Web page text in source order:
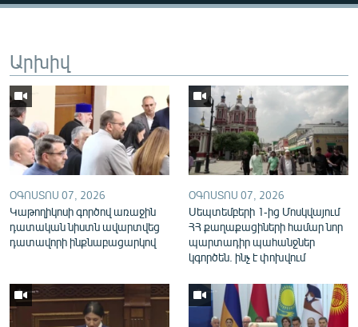
Հայերեն
English
Русский
ՀԵՏԵՎԵՔ ՄԵԶ
«Ազատության» բոլոր կայքերը
Արխիվ
ՕԳՈՍՏՈՍ 07, 2026
Կաթողիկոսի գործով առաջին
դատական նիստն ավարտվեց
դատավորի ինքնաբացարկով
ՕԳՈՍՏՈՍ 07, 2026
Սեպտեմբերի 1-ից Մոսկվայում
ՀՀ քաղաքացիների համար նոր
պարտադիր պահանջներ
կգործեն. ինչ է փոխվում